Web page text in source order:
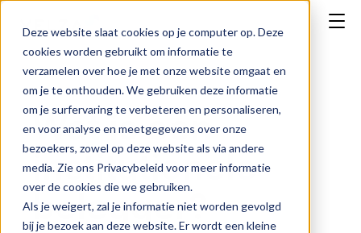
Deze website slaat cookies op je computer op. Deze
cookies worden gebruikt om informatie te
verzamelen over hoe je met onze website omgaat en
om je te onthouden. We gebruiken deze informatie
om je surfervaring te verbeteren en personaliseren,
en voor analyse en meetgegevens over onze
bezoekers, zowel op deze website als via andere
media. Zie ons Privacybeleid voor meer informatie
over de cookies die we gebruiken.
Als je weigert, zal je informatie niet worden gevolgd
bij je bezoek aan deze website. Er wordt een kleine
Wat is een
institutionele
belegger?